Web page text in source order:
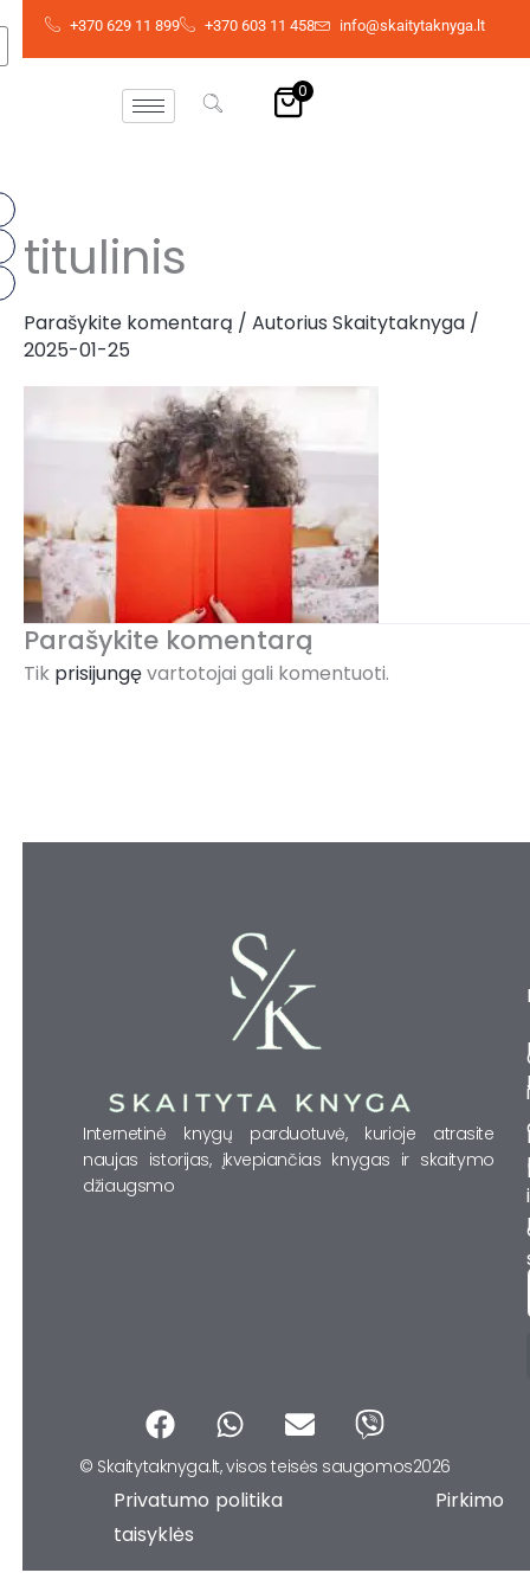
Pereiti
+370 629 11 899 +370 603 11 458 info@skaitytaknyga.lt
0
titulinis
Parašykite komentarą / Autorius Skaitytaknyga /
2025-01-25
Parašykite komentarą
Tik prisijungęvartotojai gali komentuoti.
Internetinė knygų parduotuvė, kurioje atrasite
naujas istorijas, įkvepiančias knygas ir skaitymo
džiaugsmo
F
a
c
e
b
o
W
h
a
t
a
E
n
v
o
V
b
© Skaitytaknyga.lt, visos teisės saugomos2026
Privatumo politika Pirkimo
taisyklės